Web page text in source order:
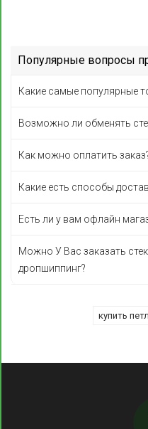
Популярные вопросы
Какие самые популярные
Возможно ли обменять
Как можно оплатить
Какие есть способы
Есть ли у вам офлайн
Можно У Вас заказать
дропшиппинг?
купить